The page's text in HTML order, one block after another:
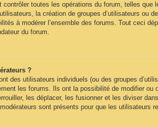
contrôler toutes les opérations du forum, telles que
la création de groupes d’utilisateurs ou
à modérer l’ensemble des forums. Tout ceci
du forum.
?
des utilisateurs individuels (ou des groupes
les forums. Ils ont la possibilité de modifier ou
les déplacer, les fusionner et les diviser
sont présents pour que les utilisateurs